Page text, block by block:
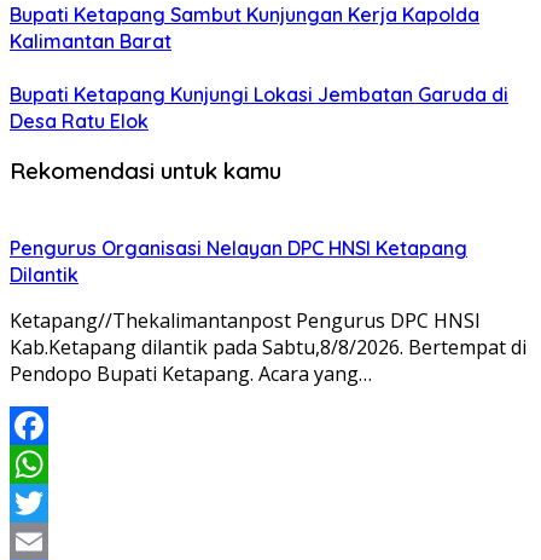
Bupati Ketapang Sambut Kunjungan Kerja Kapolda
Kalimantan Barat
Bupati Ketapang Kunjungi Lokasi Jembatan Garuda di
Desa Ratu Elok
Rekomendasi untuk kamu
Pengurus Organisasi Nelayan DPC HNSI Ketapang
Dilantik
Ketapang//Thekalimantanpost Pengurus DPC HNSI
Kab.Ketapang dilantik pada Sabtu,8/8/2026. Bertempat di
Pendopo Bupati Ketapang. Acara yang…
Facebook
WhatsApp
Twitter